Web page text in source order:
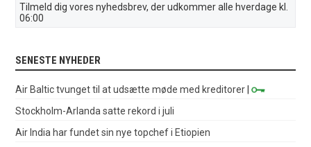
Tilmeld dig vores nyhedsbrev, der udkommer alle hverdage kl.
06:00
SENESTE NYHEDER
Air Baltic tvunget til at udsætte møde med kreditorer |
Stockholm-Arlanda satte rekord i juli
Air India har fundet sin nye topchef i Etiopien